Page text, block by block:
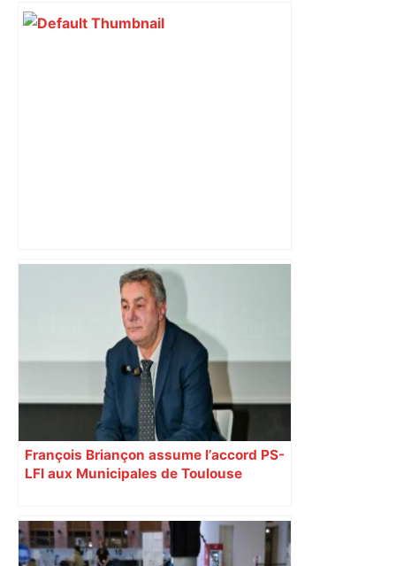
Direct. Top 14 – Montpellier – Stade
français : qui pour rejoindre l'ogre
toulousain en finale ? Suivez la demi-
finale – Rugbyrama
François Briançon assume l’accord PS-
LFI aux Municipales de Toulouse